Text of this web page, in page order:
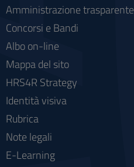
Amministrazione trasparente
Concorsi e Bandi
Albo on-line
Mappa del sito
HRS4R Strategy
Identità visiva
Rubrica
Note legali
E-Learning